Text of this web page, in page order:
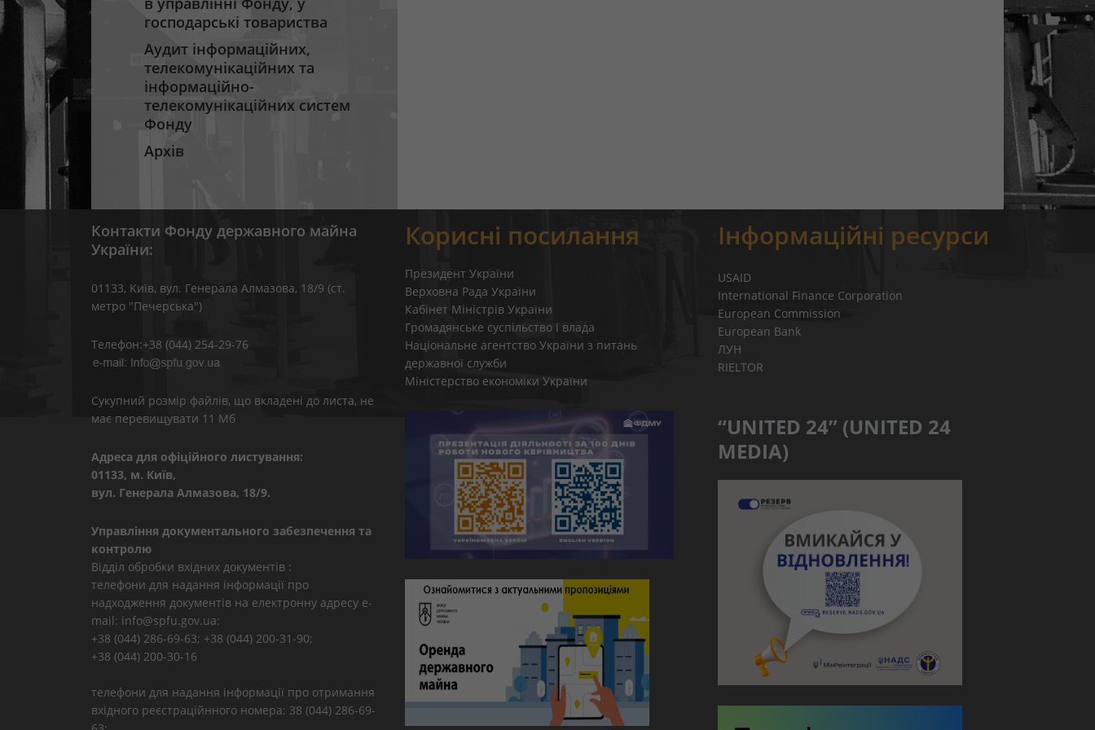
господарські товариства
Аудит інформаційних,
телекомунікаційних та
інформаційно-
телекомунікаційних систем
Фонду
Архів
Контакти Фонду державного майна
України:
01133, Kиїв, вул. Генерала Алмазова, 18/9 (ст.
метро "Печерська")
Телефон:+38 (044) 254-29-76
Сукупний розмір файлів, що вкладені до листа, не
має перевищувати 11 Мб
Адреса для офіційного листування:
01133, м. Київ,
вул. Генерала Алмазова, 18/9.
Управління документального забезпечення та
контролю
Відділ обробки вхідних документів :
телефони для надання інформації про
надходження документів на електронну адресу e-
mail: info@spfu.gov.ua:
+38 (044) 286-69-63; +38 (044) 200-31-90;
+38 (044) 200-30-16
телефони для надання інформації про отримання
вхідного реєстраційнного номера: 38 (044) 286-69-
Корисні посилання
Президент України
Верховна Рада України
Кабінет Міністрів України
Громадянське суспільство і влада
Національне агентство України з питань
державної служби
Міністерство економіки України
Інформаційні ресурси
USAID
International Finance Corporation
European Commission
European Bank
ЛУН
RIELTOR
“UNITED 24” (UNITED 24
MEDIA)